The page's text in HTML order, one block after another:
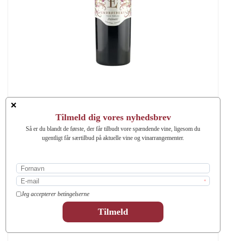
Embroidery, Zinfandel Paso Robles 2021
Denne intense og fyldige vin er fremstillet på basis af 95% Zinfandel og
5% Petite Sirah fra Paso Robles. Vinen har ligget 10 måneder på nyere
amerikanske egetræsfade inden frigivelse.